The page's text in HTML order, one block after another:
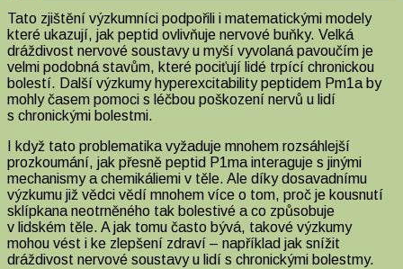
Tato zjištění výzkumníci podpořili i matematickými modely
které ukazují, jak peptid ovlivňuje nervové buňky. Velká
dráždivost nervové soustavy u myší vyvolaná pavoučím je
velmi podobná stavům, které pociťují lidé trpící chronickou
bolestí. Další výzkumy hyperexcitability peptidem Pm1a by
mohly časem pomoci s léčbou poškození nervů u lidí
s chronickými bolestmi.
I když tato problematika vyžaduje mnohem rozsáhlejší
prozkoumání, jak přesně peptid P1ma interaguje s jinými
mechanismy a chemikáliemi v těle. Ale díky dosavadnímu
výzkumu již vědci vědí mnohem více o tom, proč je kousnutí
sklípkana neotrněného tak bolestivé a co způsobuje
v lidském těle. A jak tomu často bývá, takové výzkumy
mohou vést i ke zlepšení zdraví – například jak snížit
dráždivost nervové soustavy u lidí s chronickými bolestmy.